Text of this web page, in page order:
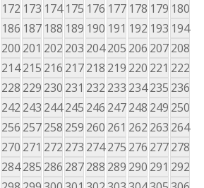
172 173 174 175 176 177 178 179 180
186 187 188 189 190 191 192 193 194
200 201 202 203 204205 206 207208
214215 216 217218 219 220 221 222
228 229 230 231 232 233 234235 236
242 243 244245 246 247248 249 250
256 257258 259 260 261 262 263 264
270 271 272 273 274275 276 277278
284285 286 287288 289 290 291 292